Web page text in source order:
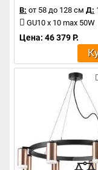
В: от 58 до 128 см Д:
GU10 x 10 max 50W
Цена: 46 379 Р.